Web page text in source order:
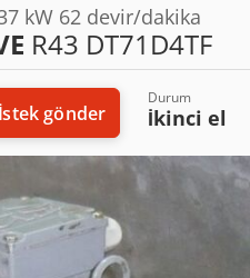
kW 62 devir/dakika
R43 DT71D4TF
İstek gönder
Durum
İkinci el